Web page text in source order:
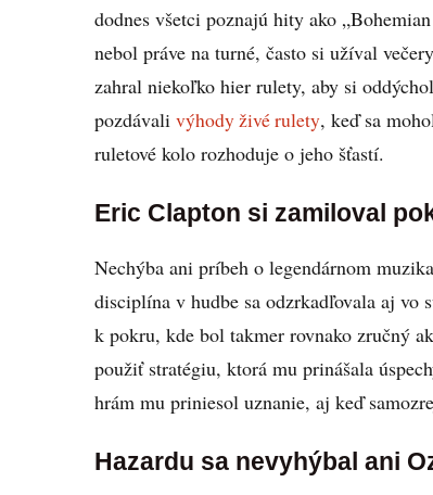
dodnes všetci poznajú hity ako
nebol práve na turné, často si užíval
zahral niekoľko hier rulety, aby si
pozdávali výhody živé rulety, keď sa
ruletové kolo rozhoduje o jeho šťastí.
Eric Clapton si zamiloval
Nechýba ani príbeh o legendárnom
disciplína v hudbe sa odzrkadľovala aj vo
k pokru, kde bol takmer rovnako zručný
použiť stratégiu, ktorá mu prinášala
hrám mu priniesol uznanie, aj keď
Hazardu sa nevyhýbal ani